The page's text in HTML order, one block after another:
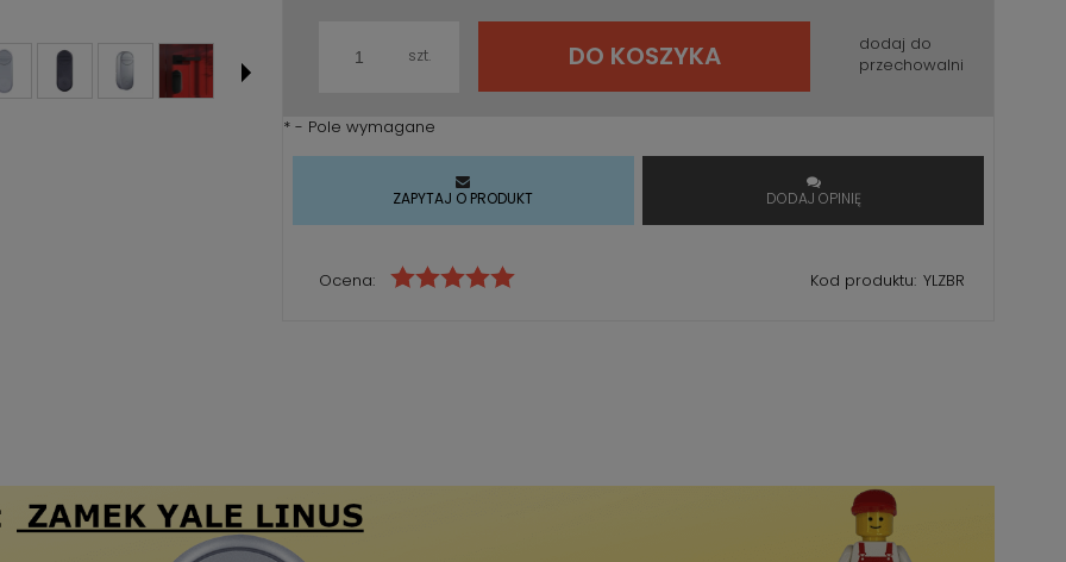
szt. DO KOSZYKA
dodaj do
przechowalni
* - Pole wymagane
Ocena: Kod produktu: YLZBR
ZAPYTAJ O PRODUKT DODAJ OPINIĘ